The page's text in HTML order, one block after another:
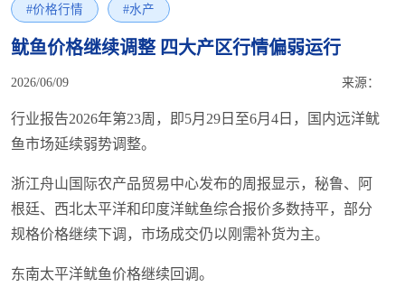
#价格行情 #水产
鱿鱼价格继续调整 四大产区行情偏弱运行
2026/06/09 来源：
行业报告2026年第23周，即5月29日至6月4日，国内远洋鱿
鱼市场延续弱势调整。
浙江舟山国际农产品贸易中心发布的周报显示，秘鲁、阿
根廷、西北太平洋和印度洋鱿鱼综合报价多数持平，部分
规格价格继续下调，市场成交仍以刚需补货为主。
东南太平洋鱿鱼价格继续回调。